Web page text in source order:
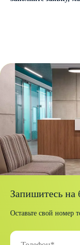
Запишитесь на
Оставьте свой номер